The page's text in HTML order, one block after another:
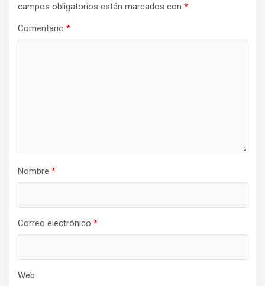
campos obligatorios están marcados con *
Comentario *
Nombre *
Correo electrónico *
Web